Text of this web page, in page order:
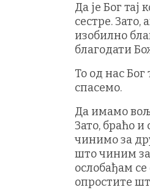
Да је Бог тај
сестре. Зато,
изобилно
благодати
То од нас
спасемо.
Да имамо
Зато, браћо и
чинимо за
што чиним за
ослобађам се
опростите